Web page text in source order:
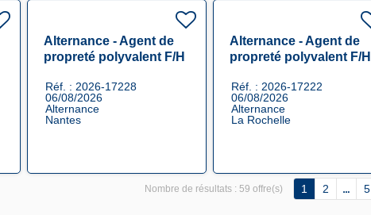
Alternance - Agent de
propreté polyvalent F/H
Réf. : 2026-17228
06/08/2026
Alternance
Nantes
Alternance - Agent de
propreté polyvalent F/H
Réf. : 2026-17222
06/08/2026
Alternance
La Rochelle
Nombre de résultats : 59 offre(s) 1 2 5